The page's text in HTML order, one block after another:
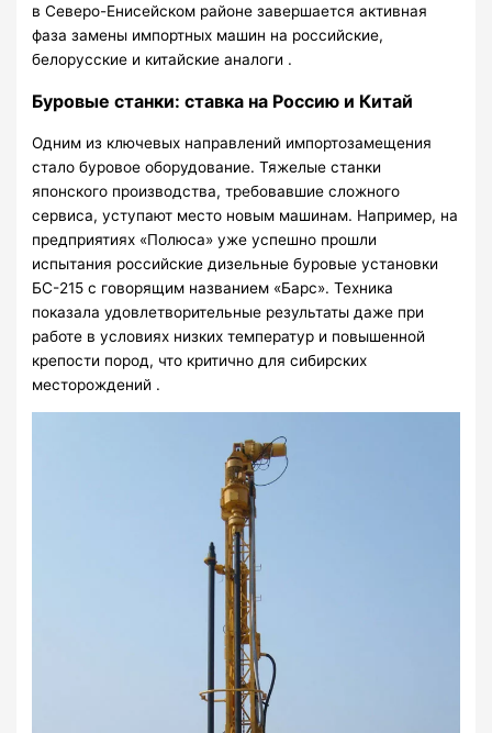
в Северо-Енисейском районе завершается активная
фаза замены импортных машин на российские,
белорусские и китайские аналоги .
Буровые станки: ставка на Россию и Китай
Одним из ключевых направлений импортозамещения
стало буровое оборудование. Тяжелые станки
японского производства, требовавшие сложного
сервиса, уступают место новым машинам. Например, на
предприятиях «Полюса» уже успешно прошли
испытания российские дизельные буровые установки
БС-215 с говорящим названием «Барс». Техника
показала удовлетворительные результаты даже при
работе в условиях низких температур и повышенной
крепости пород, что критично для сибирских
месторождений .